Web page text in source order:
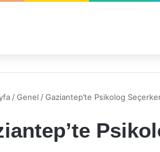
/Genel /Gaziantep’te Psikolog